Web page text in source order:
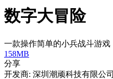
数字大冒险
一款操作简单的小兵战斗游戏
158MB
分享
开发商: 深圳潮顽科技有限公司